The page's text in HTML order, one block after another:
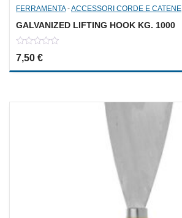
FERRAMENTA-ACCESSORI CORDE E CATENE
GALVANIZED LIFTING HOOK KG. 1000
0
out
7,50 €